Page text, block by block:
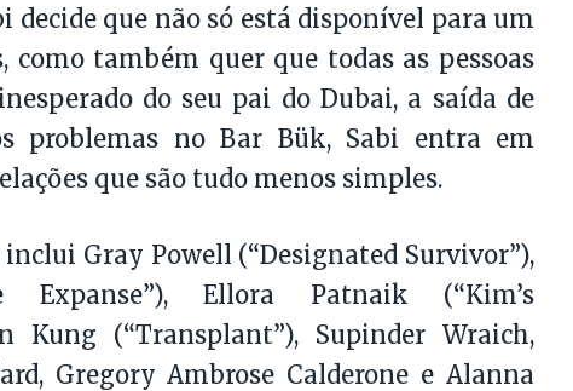
decide que não só está disponível para um
como também quer que todas as pessoas
do seu pai do Dubai, a saída de
problemas no Bar Bük, Sabi entra em
que são tudo menos simples.
Gray Powell (“Designated Survivor”),
Expanse”), Ellora Patnaik (“Kim’s
Kung (“Transplant”), Supinder Wraich,
Gregory Ambrose Calderone e Alanna